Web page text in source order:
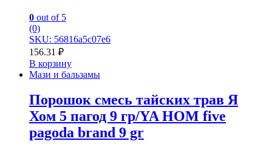
0 out of 5
(0)
SKU: 56816a5c07e6
156.31 ₽
В корзину
Мази и бальзамы
Порошок смесь тайских трав Я
Хом 5 пагод 9 гр/YA HOM five
pagoda brand 9 gr